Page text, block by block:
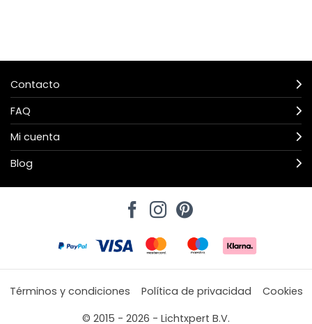
Contacto
FAQ
Mi cuenta
Blog
Términos y condiciones Política de privacidad
Cookies
© 2015 - 2026 - Lichtxpert B.V.